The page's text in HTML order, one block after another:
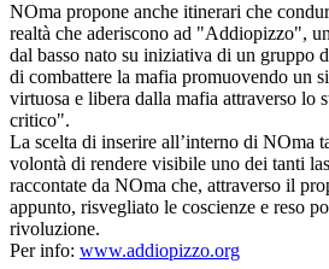
NOma propone anche itinerari che
realtà che aderiscono ad "Addiopizzo",
dal basso nato su iniziativa di un gruppo
di combattere la mafia promuovendo un
virtuosa e libera dalla mafia attraverso lo
critico".
La scelta di inserire all’interno di NOma
volontà di rendere visibile uno dei tanti
raccontate da NOma che, attraverso il
appunto, risvegliato le coscienze e reso
rivoluzione.
Per info: www.addiopizzo.org